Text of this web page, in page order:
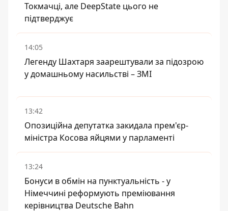
Токмачці, але DeepState цього не
підтверджує
14:05
Легенду Шахтаря заарештували за підозрою
у домашньому насильстві – ЗМІ
13:42
Опозиційна депутатка закидала прем'єр-
міністра Косова яйцями у парламенті
13:24
Бонуси в обмін на пунктуальність - у
Німеччині реформують преміювання
керівництва Deutsche Bahn